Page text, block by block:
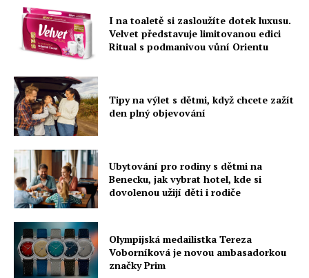
I na toaletě si zasloužíte dotek luxusu.
Velvet představuje limitovanou edici
Ritual s podmanivou vůní Orientu
Tipy na výlet s dětmi, když chcete zažít
den plný objevování
Ubytování pro rodiny s dětmi na
Benecku, jak vybrat hotel, kde si
dovolenou užijí děti i rodiče
Olympijská medailistka Tereza
Voborníková je novou ambasadorkou
značky Prim